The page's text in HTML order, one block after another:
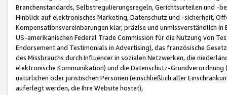
Branchenstandards, Selbstregulierungsregeln, Gerichtsurteilen und -
Hinblick auf elektronisches Marketing, Datenschutz und -sicherheit,
Kompensationsvereinbarungen klar, präzise und unmissverständlich
US-amerikanischen Federal Trade Commission für die Nutzung von
Endorsement and Testimonials in Advertising), das französische
des Missbrauchs durch Influencer in sozialen Netzwerken, die
elektronische Kommunikation) und die Datenschutz-
natürlichen oder juristischen Personen (einschließlich aller
auferlegt werden, die Ihre Website hostet),